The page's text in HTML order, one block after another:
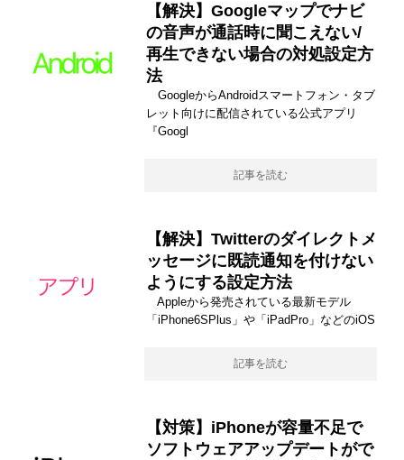
【解決】Googleマップでナビ
の音声が通話時に聞こえない/
再生できない場合の対処設定方
法
GoogleからAndroidスマートフォン・タブ
レット向けに配信されている公式アプリ
『Googl
記事を読む
【解決】Twitterのダイレクトメ
ッセージに既読通知を付けない
ようにする設定方法
Appleから発売されている最新モデル
「iPhone6SPlus」や「iPadPro」などのiOS
記事を読む
【対策】iPhoneが容量不足で
ソフトウェアアップデートがで